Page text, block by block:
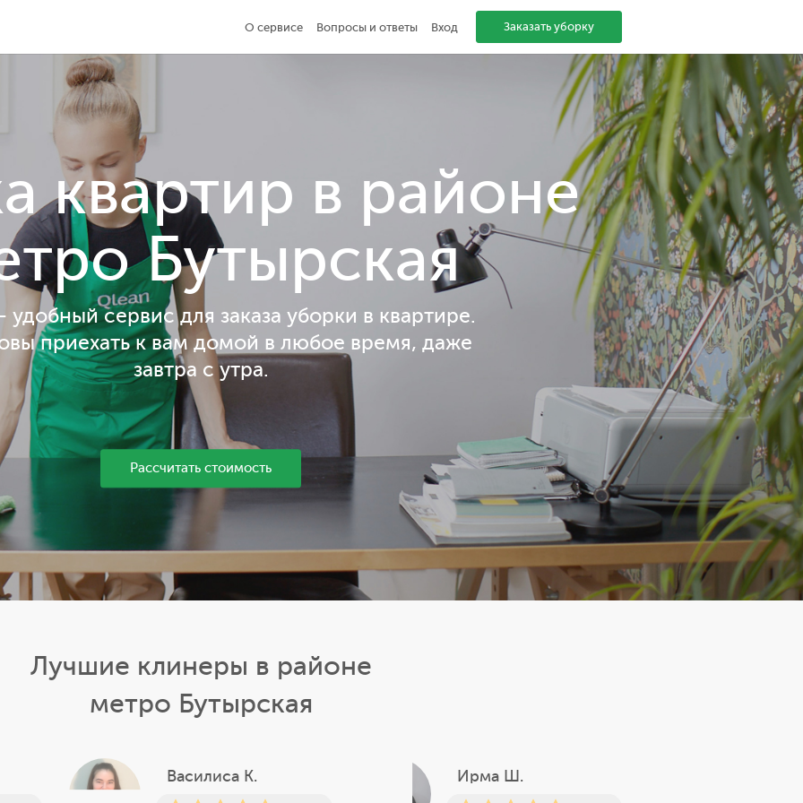
О сервисе Вопросы и ответы Вход Заказать уборку
квартир в районе
Бутырская
сервис для заказа уборки в квартире.
приехать к вам домой в любое время, даже
завтра с утра.
Рассчитать стоимость
Лучшие клинеры в районе
метро Бутырская
Василиса К. Ирма Ш.